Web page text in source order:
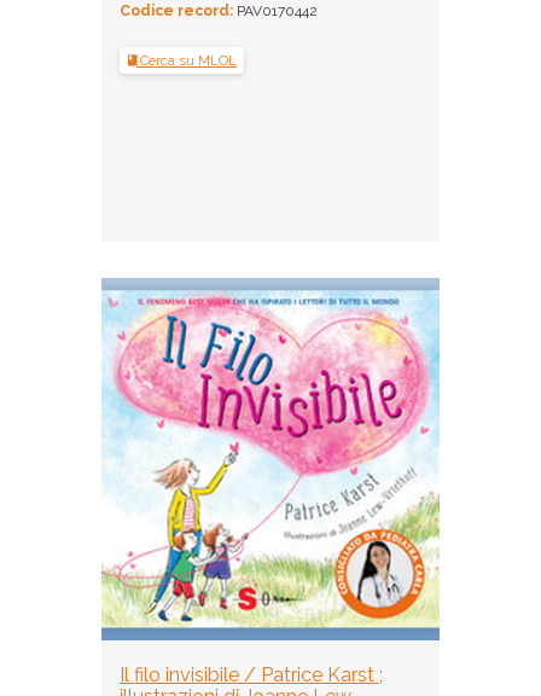
Codice record: PAV0170442
Cerca su MLOL
Il filo invisibile / Patrice Karst ;